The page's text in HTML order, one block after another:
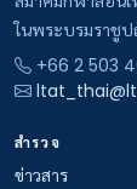
ในพระบรมราชู
+66 2 503
สำรวจ
ข่าวสาร